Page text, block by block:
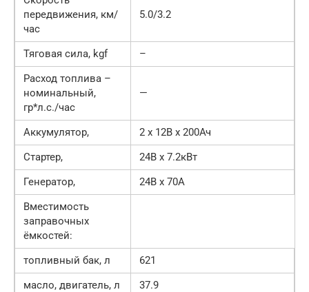
передвижения, км/
час
5.0/3.2
Тяговая сила, kgf
–
Расход топлива –
номинальный,
гр*л.с./час
—
Аккумулятор,
2 х 12В x 200Ач
Стартер,
24В x 7.2кВт
Генератор,
24В x 70A
Вместимость
заправочных
ёмкостей:
топливный бак, л
621
масло, двигатель, л
37.9